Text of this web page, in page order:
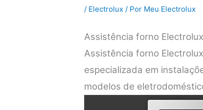
/ Electrolux / Por Meu Electrolux
Assistência forno
Assistência forno
especializada em
modelos de